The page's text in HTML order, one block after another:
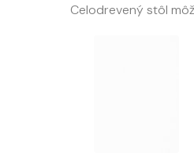
Celodrevený stôl